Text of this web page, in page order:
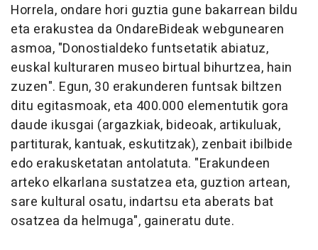
Horrela, ondare hori guztia gune bakarrean bildu
eta erakustea da OndareBideak webgunearen
asmoa, "Donostialdeko funtsetatik abiatuz,
euskal kulturaren museo birtual bihurtzea, hain
zuzen". Egun, 30 erakunderen funtsak biltzen
ditu egitasmoak, eta 400.000 elementutik gora
daude ikusgai (argazkiak, bideoak, artikuluak,
partiturak, kantuak, eskutitzak), zenbait ibilbide
edo erakusketatan antolatuta. "Erakundeen
arteko elkarlana sustatzea eta, guztion artean,
sare kultural osatu, indartsu eta aberats bat
osatzea da helmuga", gaineratu dute.